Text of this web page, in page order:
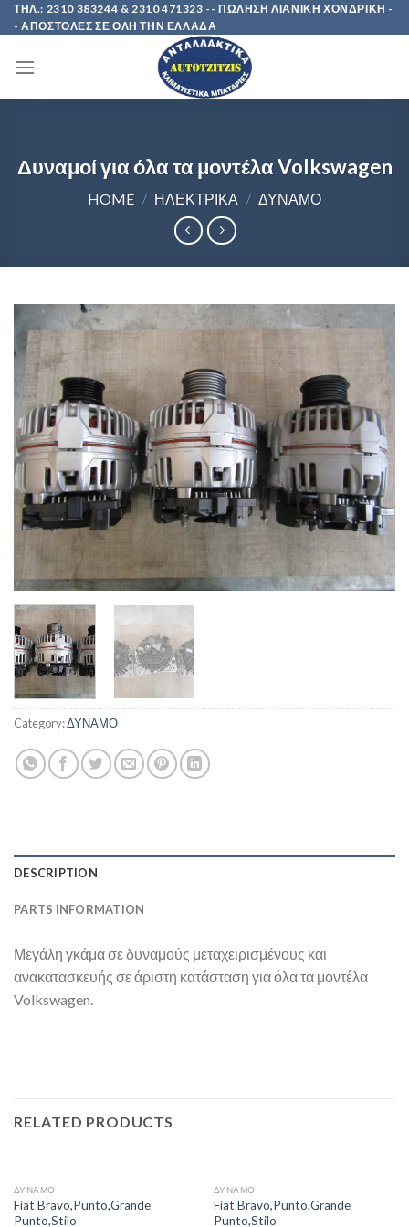
Skip
to
ΤΗΛ.: 2310 383244 & 2310 471323 -- ΠΩΛΗΣΗ ΛΙΑΝΙΚΗ ΧΟΝΔΡΙΚΗ -
- ΑΠΟΣΤΟΛΕΣ ΣΕ ΟΛΗ ΤΗΝ ΕΛΛΑΔΑ
Δυναμοί για όλα τα μοντέλα Volkswagen
HOME / ΗΛΕΚΤΡΙΚΑ / ΔΥΝΑΜΟ
Category:ΔΥΝΑΜΟ
DESCRIPTION
PARTS INFORMATION
Μεγάλη γκάμα σε δυναμούς μεταχειρισμένους και
ανακατασκευής σε άριστη κατάσταση για όλα τα μοντέλα
Volkswagen.
RELATED PRODUCTS
ΔΥΝΑΜΟ
Fiat Bravo,Punto,Grande
Punto,Stilo
ΔΥΝΑΜΟ
Fiat Bravo,Punto,Grande
Punto,Stilo